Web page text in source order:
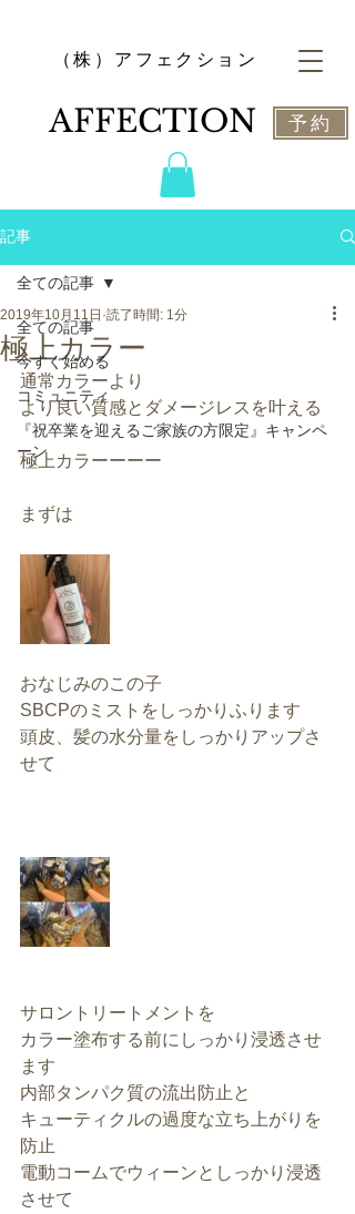
​（株）アフェクション
​AFFECTION 予約
記事
全ての記事
今すぐ始める
コミュニティ
『祝卒業を迎えるご家族の方限定』キャンペ
ーン
全ての記事
極上カラー
2019年10月11日 読了時間: 1分
通常カラーより
より良い質感とダメージレスを叶える
極上カラーーーー
まずは
おなじみのこの子
SBCPのミストをしっかりふります
頭皮、髪の水分量をしっかりアップさ
せて
サロントリートメントを
カラー塗布する前にしっかり浸透させ
ます
内部タンパク質の流出防止と
キューティクルの過度な立ち上がりを
防止
電動コームでウィーンとしっかり浸透
させて